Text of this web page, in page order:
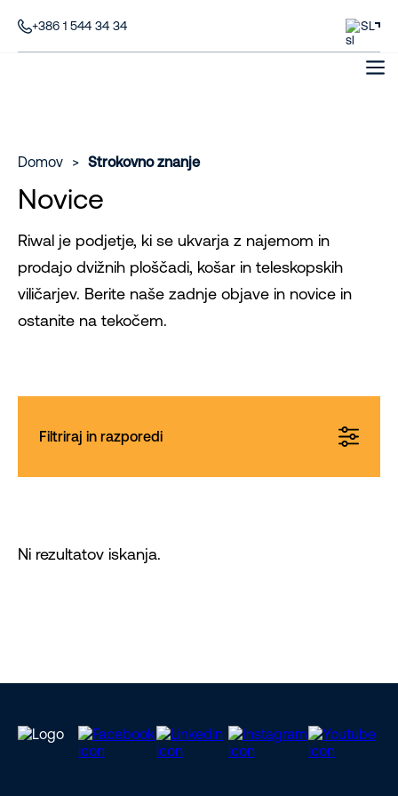
+386 1 544 34 34 SL
Domov > Strokovno znanje
Novice
Riwal je podjetje, ki se ukvarja z najemom in
prodajo dvižnih ploščadi, košar in teleskopskih
viličarjev. Berite naše zadnje objave in novice in
ostanite na tekočem.
Filtriraj in razporedi
Ni rezultatov iskanja.